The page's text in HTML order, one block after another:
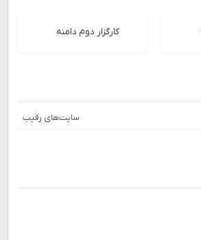
کارگزار دوم دامنه
سایت‌های رقیب